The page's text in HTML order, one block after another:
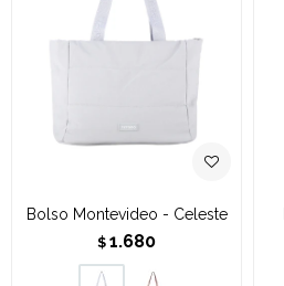
Bolso Montevideo - Celeste
$ 1.680